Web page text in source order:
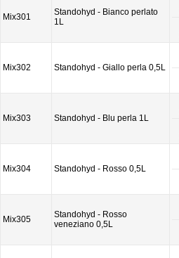
Mix301
Standohyd - Bianco perlato
1L
Mix302 Standohyd - Giallo perla 0,5L
Mix303 Standohyd - Blu perla 1L
Mix304 Standohyd - Rosso 0,5L
Mix305
Standohyd - Rosso
veneziano 0,5L